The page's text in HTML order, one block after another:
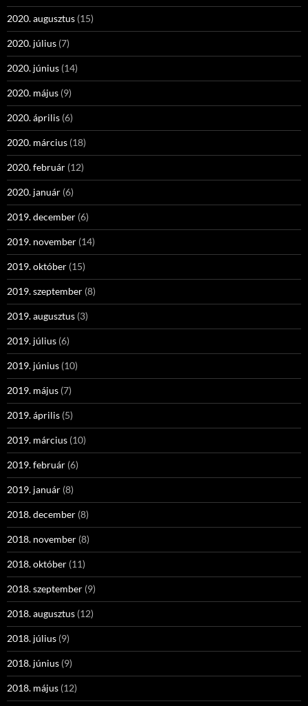
2020. augusztus (15)
2020. július (7)
2020. június (14)
2020. május (9)
2020. április (6)
2020. március (18)
2020. február (12)
2020. január (6)
2019. december (6)
2019. november (14)
2019. október (15)
2019. szeptember (8)
2019. augusztus (3)
2019. július (6)
2019. június (10)
2019. május (7)
2019. április (5)
2019. március (10)
2019. február (6)
2019. január (8)
2018. december (8)
2018. november (8)
2018. október (11)
2018. szeptember (9)
2018. augusztus (12)
2018. július (9)
2018. június (9)
2018. május (12)